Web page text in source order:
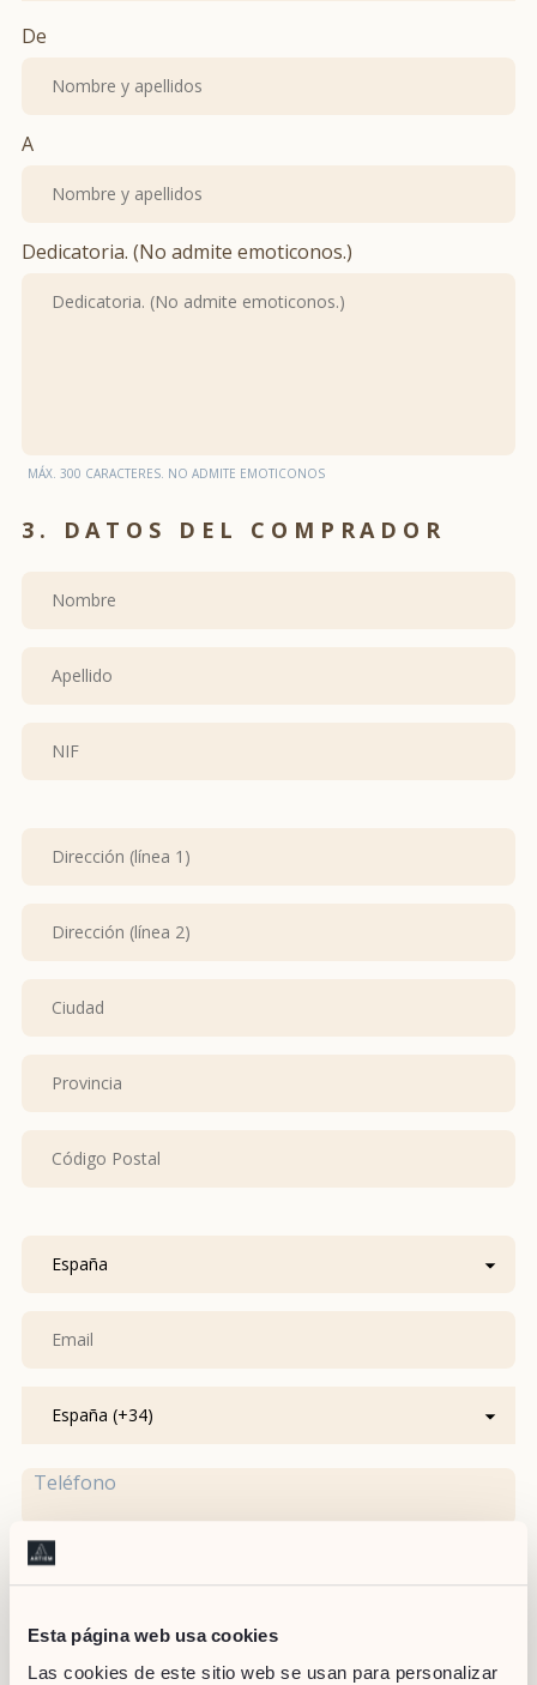
Esta página web usa cookies
Las cookies de este sitio web se usan para personalizar
De
A
Dedicatoria. (No admite emoticonos.)
MÁX. 300 CARACTERES. NO ADMITE EMOTICONOS
3. DATOS DEL COMPRADOR
Teléfono
Enviar por Email